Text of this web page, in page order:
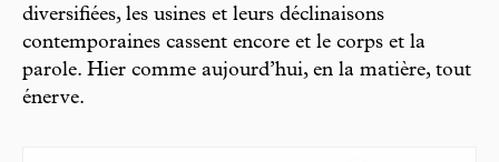
diversifiées, les usines et leurs déclinaisons
contemporaines cassent encore et le corps et la
parole. Hier comme aujourd’hui, en la matière, tout
énerve.